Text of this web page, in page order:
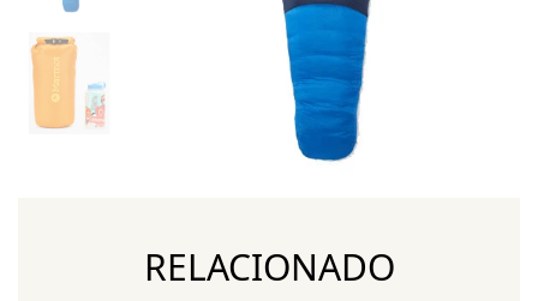
RELACIONADO